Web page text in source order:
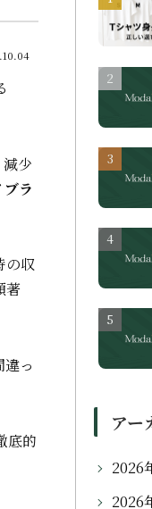
少
ラ
の収
著
っ
底的
アー
2026
2026